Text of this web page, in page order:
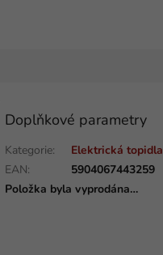
Doplňkové parametry
Kategorie:
Elektrická topidla
EAN:
5904067443259
Položka byla vyprodána…